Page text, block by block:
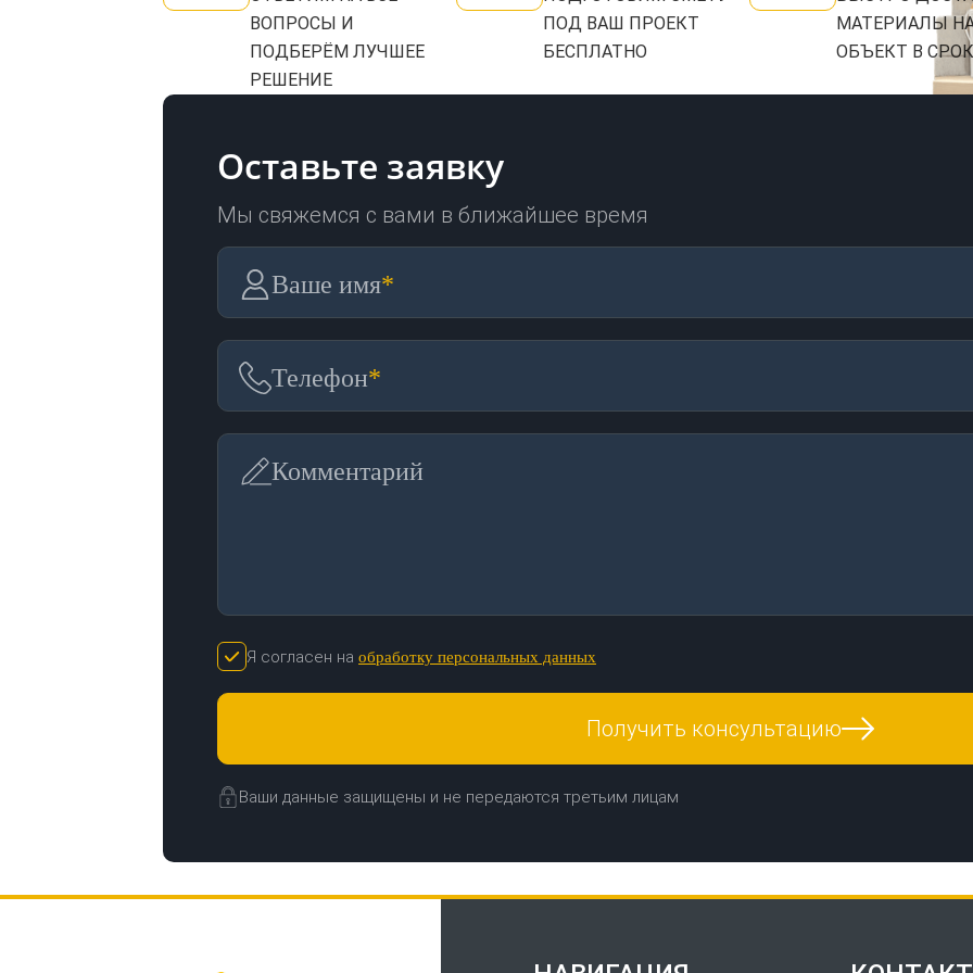
ВОПРОСЫ И
ПОДБЕРЁМ ЛУЧШЕЕ
РЕШЕНИЕ
ПОД ВАШ ПРОЕКТ
БЕСПЛАТНО
МАТЕРИАЛЫ
ОБЪЕКТ В СРОК
Оставьте заявку
Мы свяжемся с вами в ближайшее время
Ваше имя*
Телефон*
Комментарий
Я согласен на обработку персональных данных
Получить консультацию
Ваши данные защищены и не передаются третьим лицам